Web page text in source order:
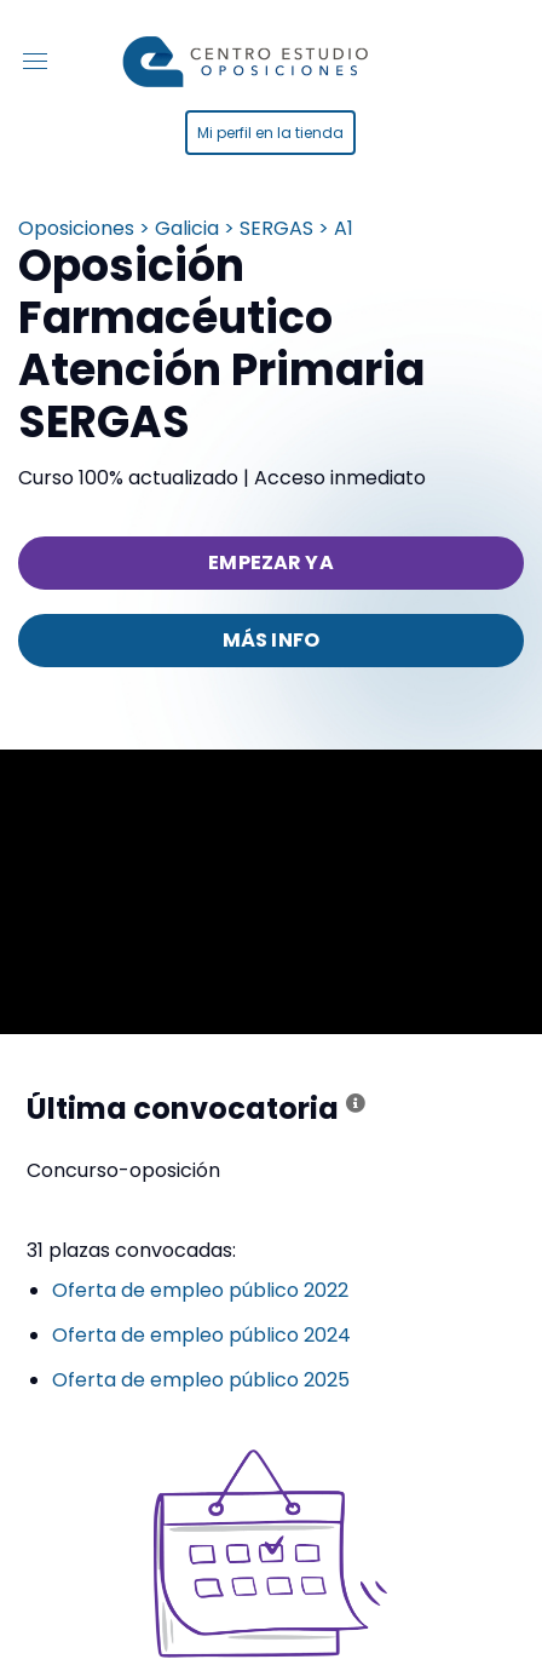
Mi perfil en la tienda
Oposiciones > Galicia > SERGAS > A1
Oposición
Farmacéutico
Atención Primaria
SERGAS
Curso 100% actualizado | Acceso inmediato
EMPEZAR YA
MÁS INFO
Última convocatoria
Concurso-oposición
31 plazas convocadas:
Oferta de empleo público 2022
Oferta de empleo público 2024
Oferta de empleo público 2025